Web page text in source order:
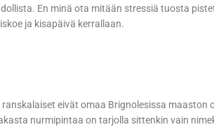
En minä ota mitään stressiä tuosta
ja kisapäivä kerrallaan.
eivät omaa Brignolesissa maaston
nurmipintaa on tarjolla sittenkin vain